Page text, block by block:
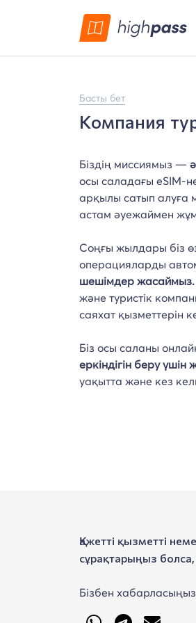
Басты бет
Компания
Біздің миссиямыз —
осы саладағы eSIM-
арқылы сатып алуға
астам әуежаймен
Соңғы жылдары біз
операцияларды
шешімдер жасаймыз.
және туристік
саяхат қызметтерін
Біз осы саланы
еркіндігін беру
уақытта және кез
Қажетті қызметті
сұрақтарыңыз болса,
Бізбен